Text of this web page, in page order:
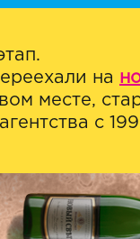
на
месте,
с